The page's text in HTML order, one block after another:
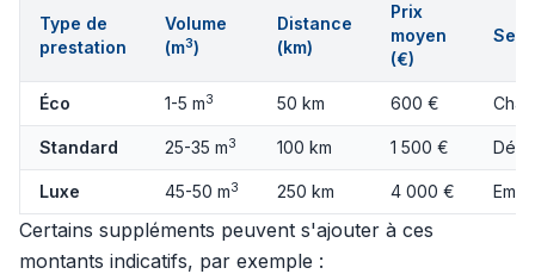
Type de
prestation
Volume
(m3)
Distance
(km)
Prix
moyen
(€)
Éco 1-5 m3 50 km 600 €
Standard 25-35 m3 100 km 1 500 €
Luxe 45-50 m3 250 km 4 000 €
Certains suppléments peuvent s'ajouter à ces
montants indicatifs, par exemple :